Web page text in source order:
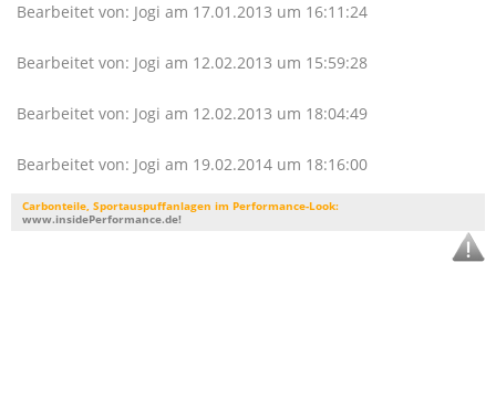
Bearbeitet von: Jogi am 17.01.2013 um 16:11:24
Bearbeitet von: Jogi am 12.02.2013 um 15:59:28
Bearbeitet von: Jogi am 12.02.2013 um 18:04:49
Bearbeitet von: Jogi am 19.02.2014 um 18:16:00
Carbonteile, Sportauspuffanlagen im Performance-Look:
www.insidePerformance.de!